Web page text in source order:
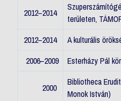
2012–2014
területen,
2012–2014
A kulturális
2006–2009
Esterházy Pál
2000
Bibliotheca
Monok István)